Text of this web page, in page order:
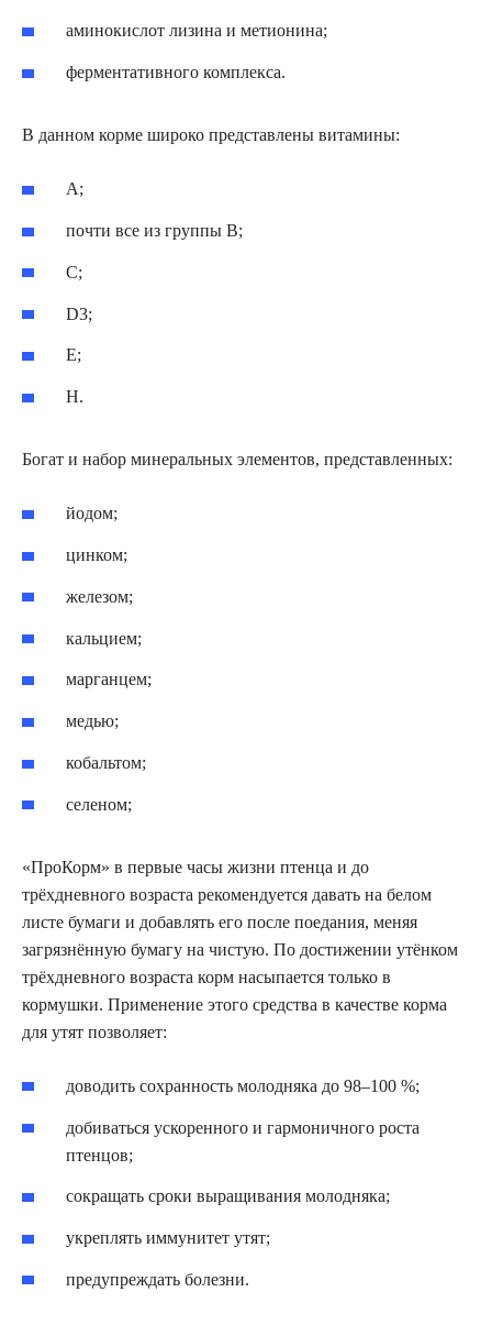
аминокислот лизина и метионина;
ферментативного комплекса.
В данном корме широко представлены витамины:
А;
почти все из группы В;
С;
D3;
Е;
Н.
Богат и набор минеральных элементов, представленных:
йодом;
цинком;
железом;
кальцием;
марганцем;
медью;
кобальтом;
селеном;
«ПроКорм» в первые часы жизни птенца и до
трёхдневного возраста рекомендуется давать на белом
листе бумаги и добавлять его после поедания, меняя
загрязнённую бумагу на чистую. По достижении утёнком
трёхдневного возраста корм насыпается только в
кормушки. Применение этого средства в качестве корма
для утят позволяет:
доводить сохранность молодняка до 98–100 %;
добиваться ускоренного и гармоничного роста
птенцов;
сокращать сроки выращивания молодняка;
укреплять иммунитет утят;
предупреждать болезни.